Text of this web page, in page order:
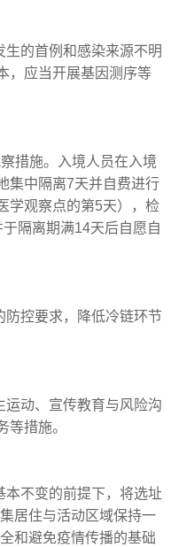
的首例和感染来源不明
，应当开展基因测序等
察措施。入境人员在入境
集中隔离7天并自费进行
学观察点的第5天），检
隔离期满14天后自愿自
控要求，降低冷链环节
动、宣传教育与风险沟
等措施。
本不变的前提下，将选址
居住与活动区域保持一
和避免疫情传播的基础